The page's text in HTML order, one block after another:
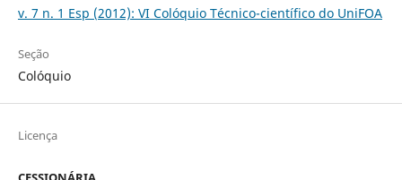
v. 7 n. 1 Esp (2012): VI Colóquio Técnico-científico do UniFOA
Seção
Colóquio
Licença